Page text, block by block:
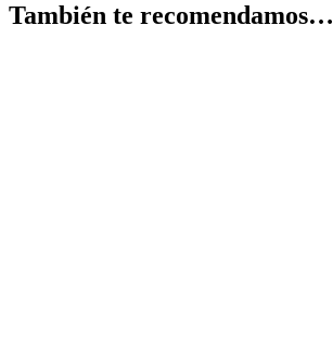
También te recomendamos…